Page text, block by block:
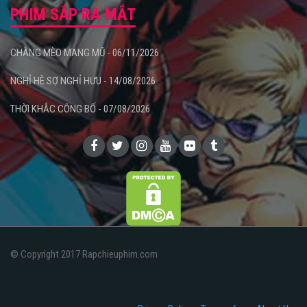
PHIM SẮP RA MẮT
CHÀNG MÈO MANG MŨ - 06/11/2026
NGHỈ HÈ SỢ NGHỈ HƯU - 14/08/2026
THỜI KHẮC CÔNG BỐ - 07/08/2026
© Copyright 2017 Rapchieuphim.com